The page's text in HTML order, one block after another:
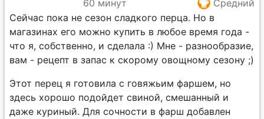
60 минут
Средний
Сейчас пока не сезон сладкого перца. Но в
магазинах его можно купить в любое время года -
что я, собственно, и сделала :) Мне - разнообразие,
вам - рецепт в запас к скорому овощному сезону ;)
Этот перец я готовила с говяжьим фаршем, но
здесь хорошо подойдет свиной, смешанный и
даже куриный. Для сочности в фарш добавлен